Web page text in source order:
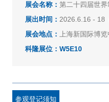
展会名称： 第二十四届世
展出时间： 2026.6.16 - 18
展会地点：
上海新国际博
科隆展位：W5E10
参观登记须知